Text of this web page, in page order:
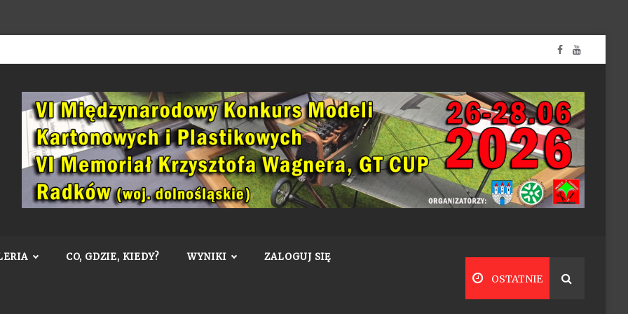
CO, GDZIE, KIEDY? WYNIKI ZALOGUJ SIĘ
OSTATNIE